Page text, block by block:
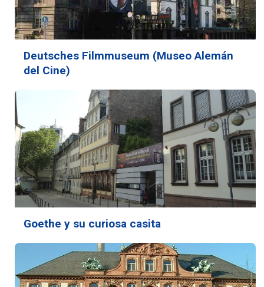
Deutsches Filmmuseum (Museo Alemán
del Cine)
Goethe y su curiosa casita